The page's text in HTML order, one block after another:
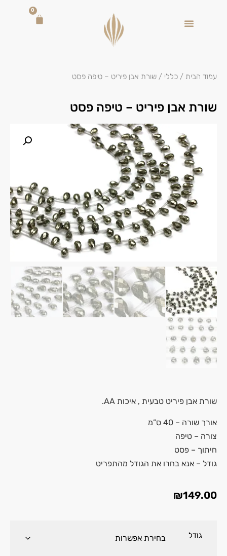
0
עמוד הבית / כללי / שורת אבן פיריט – טיפה פסט
שורת אבן פיריט – טיפה פסט
שורת אבן פיריט טבעית , איכות AA.
אורך שורה – 40 ס”מ
צורה – טיפה
חיתוך – פסט
גודל – אנא בחרו את הגודל מהתפריט
₪149.00
גודל